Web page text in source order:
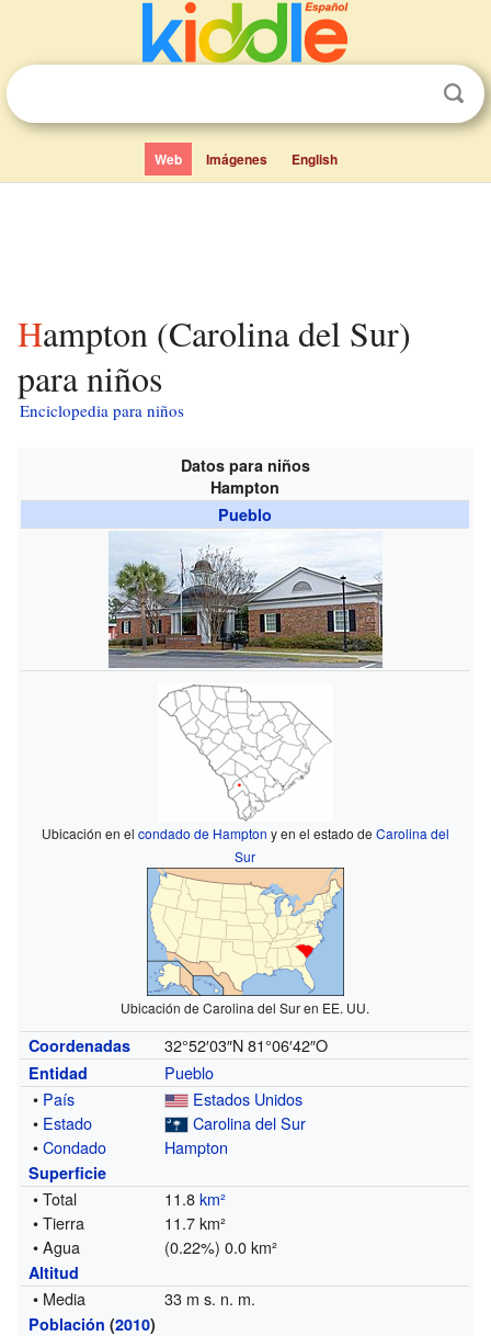
Web Imágenes English
Hampton (Carolina del Sur)
para niños
Enciclopedia para niños
Datos para niños
Hampton
Pueblo
Ubicación en el condado de Hampton y en el estado de Carolina del
Sur
Ubicación de Carolina del Sur en EE. UU.
Coordenadas 32°52′03″N 81°06′42″O
Entidad
Pueblo
• País
Estados Unidos
• Estado
Carolina del Sur
•Condado Hampton
Superficie
• Total 11.8km²
• Tierra
11.7 km²
• Agua
(0.22%) 0.0 km²
Altitud
• Media 33 m s. n. m.
Población (2010)